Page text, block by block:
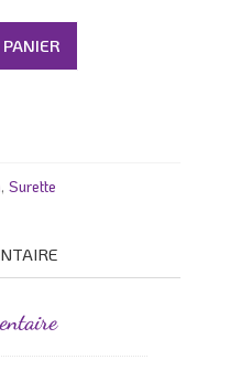
, Surette